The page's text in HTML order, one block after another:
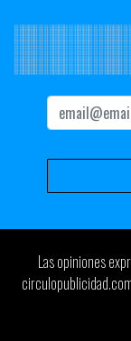
suplentes:
Gabriel Méndez
votos), Martín
votos), Mauricio
La comisión
más votada –
Felicitaciones
Las opiniones